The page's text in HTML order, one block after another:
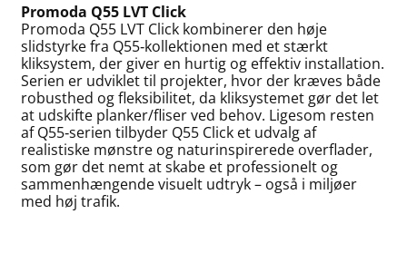
Promoda Q55 LVT Click
Promoda Q55 LVT Click kombinerer den høje
slidstyrke fra Q55‑kollektionen med et stærkt
kliksystem, der giver en hurtig og effektiv installation.
Serien er udviklet til projekter, hvor der kræves både
robusthed og fleksibilitet, da kliksystemet gør det let
at udskifte planker/fliser ved behov. Ligesom resten
af Q55‑serien tilbyder Q55 Click et udvalg af
realistiske mønstre og naturinspirerede overflader,
som gør det nemt at skabe et professionelt og
sammenhængende visuelt udtryk – også i miljøer
med høj trafik.